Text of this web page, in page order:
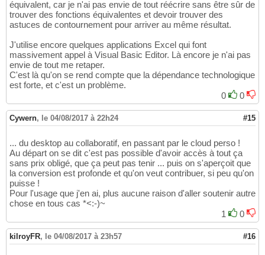
équivalent, car je n'ai pas envie de tout réécrire sans être sûr de
trouver des fonctions équivalentes et devoir trouver des
astuces de contournement pour arriver au même résultat.
J'utilise encore quelques applications Excel qui font
massivement appel à Visual Basic Editor. Là encore je n'ai pas
envie de tout me retaper.
C'est là qu'on se rend compte que la dépendance technologique
est forte, et c'est un problème.
0
0
Cywern, le 04/08/2017 à 22h24 #15
... du desktop au collaboratif, en passant par le cloud perso !
Au départ on se dit c'est pas possible d'avoir accès à tout ça
sans prix obligé, que ça peut pas tenir ... puis on s'aperçoit que
la conversion est profonde et qu'on veut contribuer, si peu qu'on
puisse !
Pour l'usage que j'en ai, plus aucune raison d'aller soutenir autre
chose en tous cas *<:-)~
1
0
kilroyFR, le 04/08/2017 à 23h57 #16